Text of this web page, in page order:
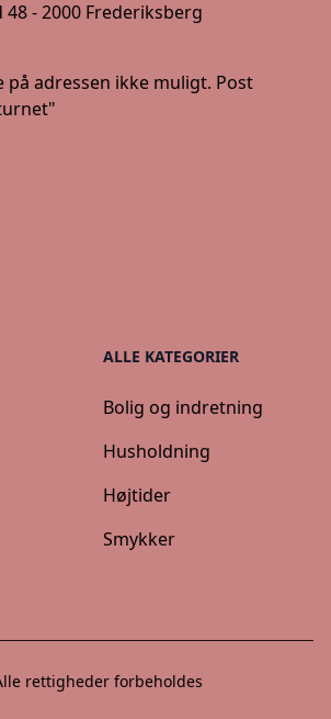
- 2000 Frederiksberg
på adressen ikke muligt. Post
ALLE KATEGORIER
Bolig og indretning
Husholdning
Højtider
Smykker
rettigheder forbeholdes